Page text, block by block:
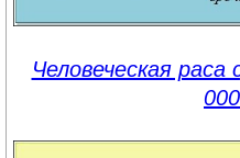
Человеческая